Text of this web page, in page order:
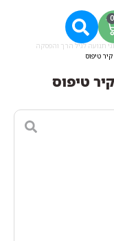
0
תנועה לגיל הרך והפסקה
טיפוס
טיפוס